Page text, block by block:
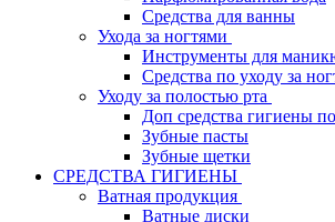
Средства для ванны
Ухода за ногтями
Инструменты для
Средства по уходу за
Уходу за полостью рта
Доп средства гигиены
Зубные пасты
Зубные щетки
СРЕДСТВА ГИГИЕНЫ
Ватная продукция
Ватные диски